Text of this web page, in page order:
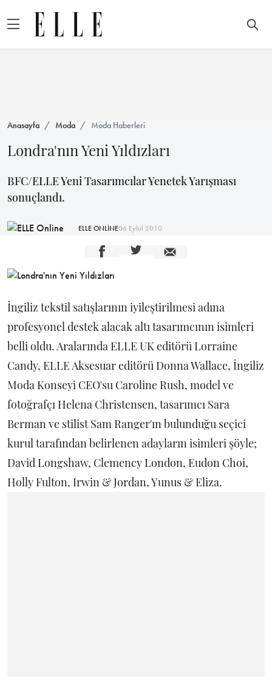
Anasayfa Moda Moda Haberleri
Londra'nın Yeni Yıldızları
BFC/ELLE Yeni Tasarımcılar Yenetek Yarışması
sonuçlandı.
ELLE ONLİNE06 Eylül 2010
İngiliz tekstil satışlarının iyileştirilmesi adına
profesyonel destek alacak altı tasarımcının isimleri
belli oldu. Aralarında ELLE UK editörü Lorraine
Candy, ELLE Aksesuar editörü Donna Wallace, İngiliz
Moda Konseyi CEO'su Caroline Rush, model ve
fotoğrafçı Helena Christensen, tasarımcı Sara
Berman ve stilist Sam Ranger'ın bulunduğu seçici
kurul tarafından belirlenen adayların isimleri şöyle;
David Longshaw, Clemency London, Eudon Choi,
Holly Fulton, Irwin & Jordan, Yunus & Eliza.